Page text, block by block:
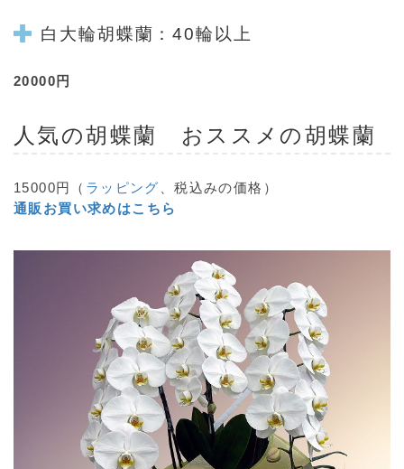
白大輪胡蝶蘭 ：40輪以上
20000円
人気の胡蝶蘭 おススメの胡蝶蘭
15000円（ ラッピング
、税込みの価格）
通販お買い求めはこちら